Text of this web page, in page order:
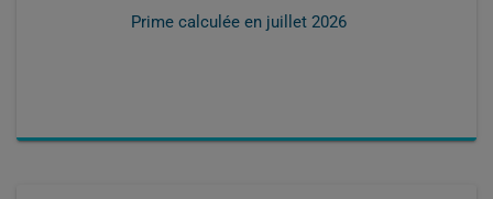
Prime calculée en juillet 2026